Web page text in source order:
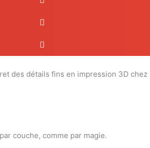
couche, comme par magie.